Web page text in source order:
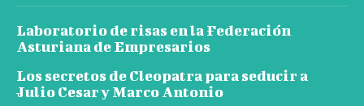
Laboratorio de risas en la Federación
Asturiana de Empresarios
Los secretos de Cleopatra para seducir a
Julio Cesar y Marco Antonio